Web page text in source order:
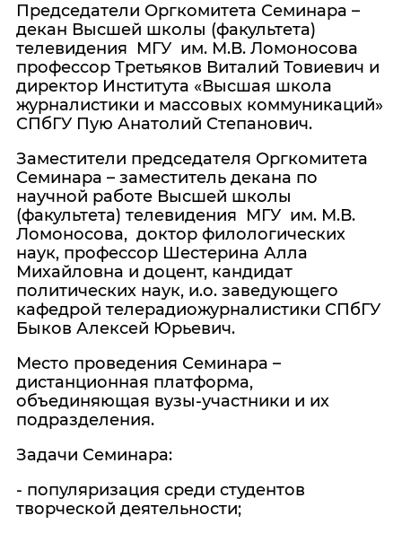
Председатели Оргкомитета Семинара –
декан Высшей школы (факультета)
телевидения МГУ им. М.В. Ломоносова
профессор Третьяков Виталий Товиевич и
директор Института «Высшая школа
журналистики и массовых коммуникаций»
СПбГУ Пую Анатолий Степанович.
Заместители председателя Оргкомитета
Семинара – заместитель декана по
научной работе Высшей школы
(факультета) телевидения МГУ им. М.В.
Ломоносова, доктор филологических
наук, профессор Шестерина Алла
Михайловна и доцент, кандидат
политических наук, и.о. заведующего
кафедрой телерадиожурналистики СПбГУ
Быков Алексей Юрьевич.
Место проведения Семинара –
дистанционная платформа,
объединяющая вузы-участники и их
подразделения.
Задачи Семинара:
- популяризация среди студентов
творческой деятельности;